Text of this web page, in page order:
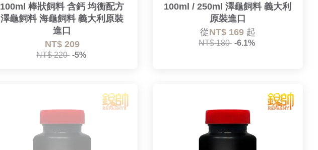
100ml 棒狀飼料 含鈣 均衡配方
澤龜飼料 海龜飼料 義大利原裝
進口
NT$ 209
NT$ 220 -5%
100ml / 250ml 澤龜飼料 義大利
原裝進口
從NT$ 169 起
NT$ 180 -6.1%